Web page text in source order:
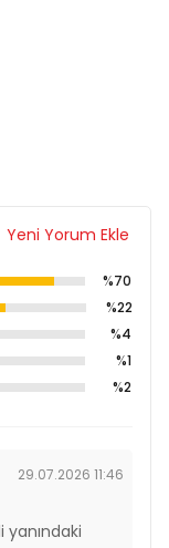
Yeni Yorum Ekle
%70
%22
%4
%1
%2
29.07.2026 11:46
yanındaki